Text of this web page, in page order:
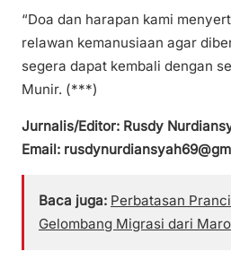
“Doa dan harapan kami
relawan kemanusiaan agar
segera dapat kembali dengan
Munir. (***)
Jurnalis/Editor: Rusdy
Email:
Baca juga: Perbatasan
Gelombang Migrasi dari